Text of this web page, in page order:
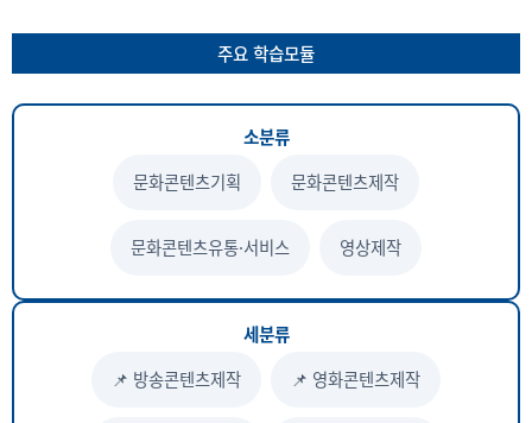
주요 학습모듈
소분류
문화콘텐츠기획
문화콘텐츠제작
문화콘텐츠유통·서비스 영상제작
세분류
📌 방송콘텐츠제작
📌 영화콘텐츠제작